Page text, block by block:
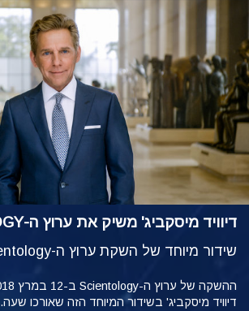
דיוויד מיסקביג' משיק את ערוץ ה-SCIENTOLOGY
שידור מיוחד של השקת ערוץ ה-Scientology
דיוויד מיסקביג' בשידור המיוחד הזה שאורכו שעה.